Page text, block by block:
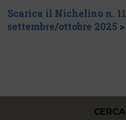
Scarica il Nichelino n. 11
settembre/ottobre 2025 >
CERCA